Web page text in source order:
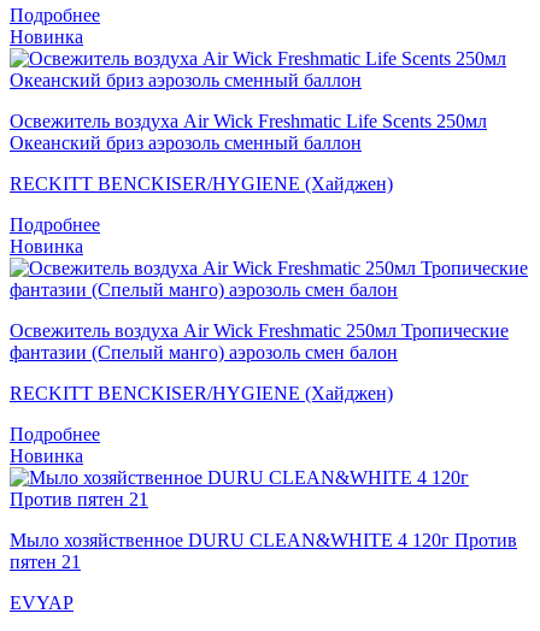
Подробнее
Новинка
Освежитель воздуха Air Wick Freshmatic Life Scents 250мл
Океанский бриз аэрозоль сменный баллон
RECKITT BENCKISER/HYGIENE (Хайджен)
Подробнее
Новинка
Освежитель воздуха Air Wick Freshmatic 250мл Тропические
фантазии (Спелый манго) аэрозоль смен балон
RECKITT BENCKISER/HYGIENE (Хайджен)
Подробнее
Новинка
Мыло хозяйственное DURU CLEAN&WHITE 4 120г Против
пятен 21
EVYAP